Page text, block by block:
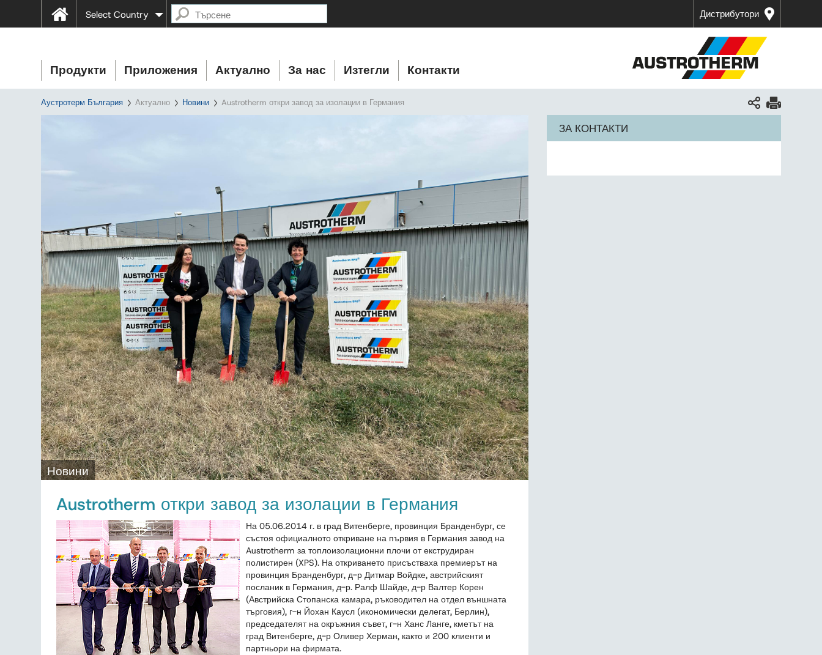
Дистрибутори
Select Country
Продукти Приложения Актуално За нас Изтегли Контакти
Аустротерм България Актуално Новини Austrotherm откри завод за изолации в Германия
Новини
Austrotherm откри завод за изолации в Германия
На 05.06.2014 г. в град Витенбергe, провинция Бранденбург, се
състоя официалното откриване на първия в Германия завод на
Austrotherm за топлоизолационни плочи от екструдиран
полистирен (XPS). На откриването присъстваха премиерът на
провинция Бранденбург, д-р Дитмар Войдке, австрийският
посланик в Германия, д-р. Ралф Шайде, д-р Валтер Корен
(Австрийска Стопанска камара, ръководител на отдел външната
търговия), г-н Йохан Каусл (икономически делегат, Берлин),
председателят на окръжния съвет, г-н Ханс Ланге, кметът на
град Витенберге, д-р Оливер Херман, както и 200 клиенти и
партньори на фирмата.
ЗА КОНТАКТИ